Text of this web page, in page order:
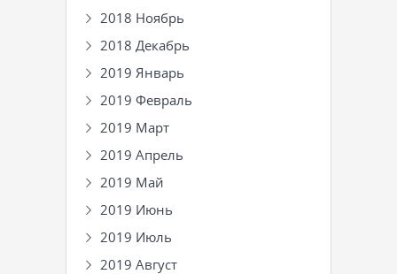
2018 Ноябрь
2018 Декабрь
2019 Январь
2019 Февраль
2019 Март
2019 Апрель
2019 Май
2019 Июнь
2019 Июль
2019 Август